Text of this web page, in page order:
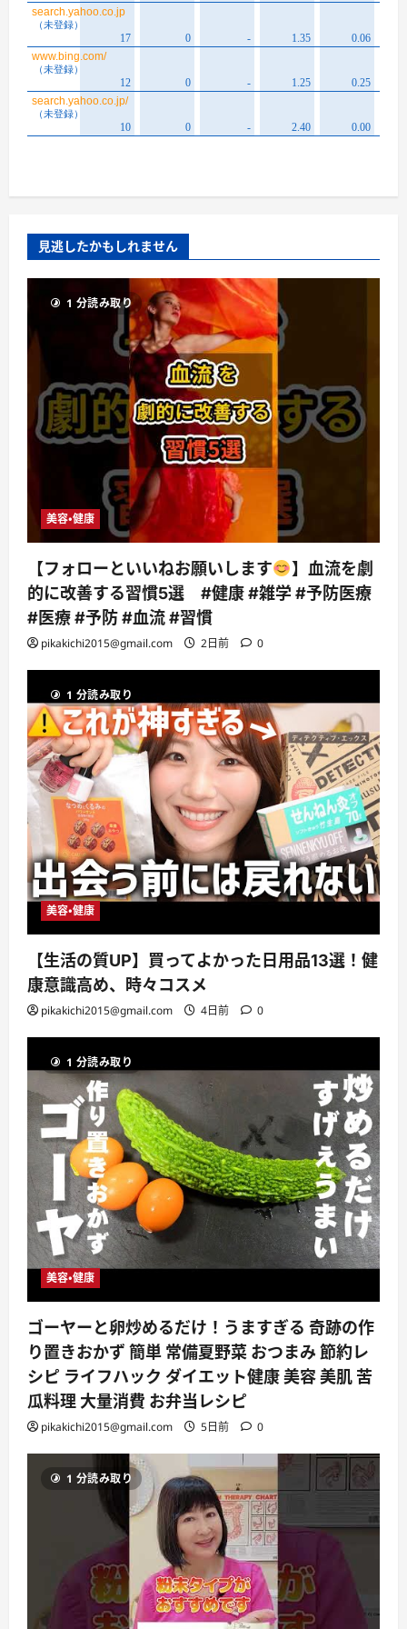
見逃したかもしれません
1 分読み取り
美容・健康
【フォローといいねお願いします
】血流を劇
的に改善する習慣5選 #健康 #雑学 #予防医療
#医療 #予防 #血流 #習慣
pikakichi2015@gmail.com 2日前 0
1 分読み取り
美容・健康
【生活の質UP】買ってよかった日用品13選！健
康意識高め、時々コスメ
pikakichi2015@gmail.com 4日前 0
1 分読み取り
美容・健康
ゴーヤーと卵炒めるだけ！うますぎる 奇跡の作
り置きおかず 簡単 常備夏野菜 おつまみ 節約レ
シピ ライフハック ダイエット健康 美容 美肌 苦
瓜料理 大量消費 お弁当レシピ
pikakichi2015@gmail.com 5日前 0
1 分読み取り